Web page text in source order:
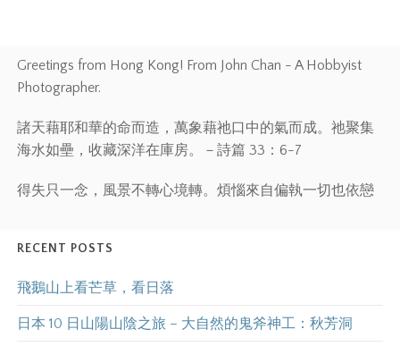
Greetings from Hong Kong! From John Chan - A Hobbyist
Photographer.
諸天藉耶和華的命而造，萬象藉祂口中的氣而成。祂聚集
海水如壘，收藏深洋在庫房。－詩篇 33：6-7
得失只一念，風景不轉心境轉。煩惱來自偏執一切也依戀
RECENT POSTS
飛鵝山上看芒草，看日落
日本 10 日山陽山陰之旅 – 大自然的鬼斧神工：秋芳洞